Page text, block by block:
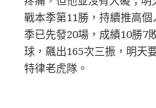
戰本季第11勝，持續推高
季已先發20場，成績10勝7
球，飆出165次三振，明天
特律老虎隊。